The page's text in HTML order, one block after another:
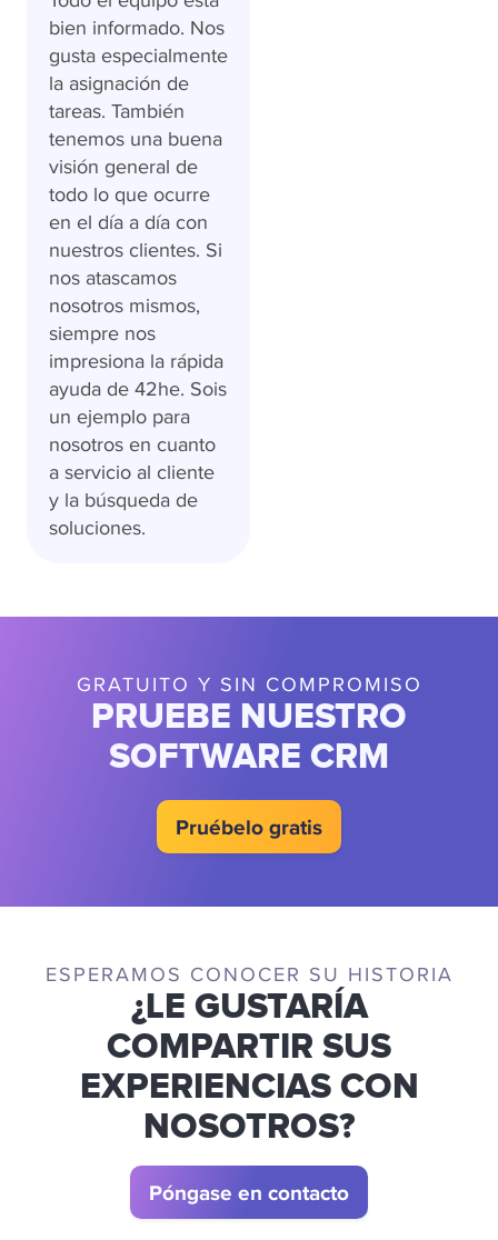
bien informado. Nos
gusta especialmente
la asignación de
tareas. También
tenemos una buena
visión general de
todo lo que ocurre
en el día a día con
nuestros clientes. Si
nos atascamos
nosotros mismos,
siempre nos
impresiona la rápida
ayuda de 42he. Sois
un ejemplo para
nosotros en cuanto
a servicio al cliente
y la búsqueda de
soluciones.
GRATUITO Y SIN COMPROMISO
PRUEBE NUESTRO
SOFTWARE CRM
Pruébelo gratis
ESPERAMOS CONOCER SU HISTORIA
¿LE GUSTARÍA
COMPARTIR SUS
EXPERIENCIAS CON
NOSOTROS?
Póngase en contacto